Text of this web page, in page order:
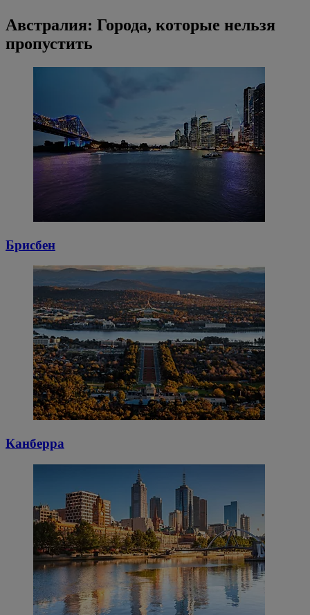
Австралия: Города, которые нельзя
пропустить
Брисбен
Канберра